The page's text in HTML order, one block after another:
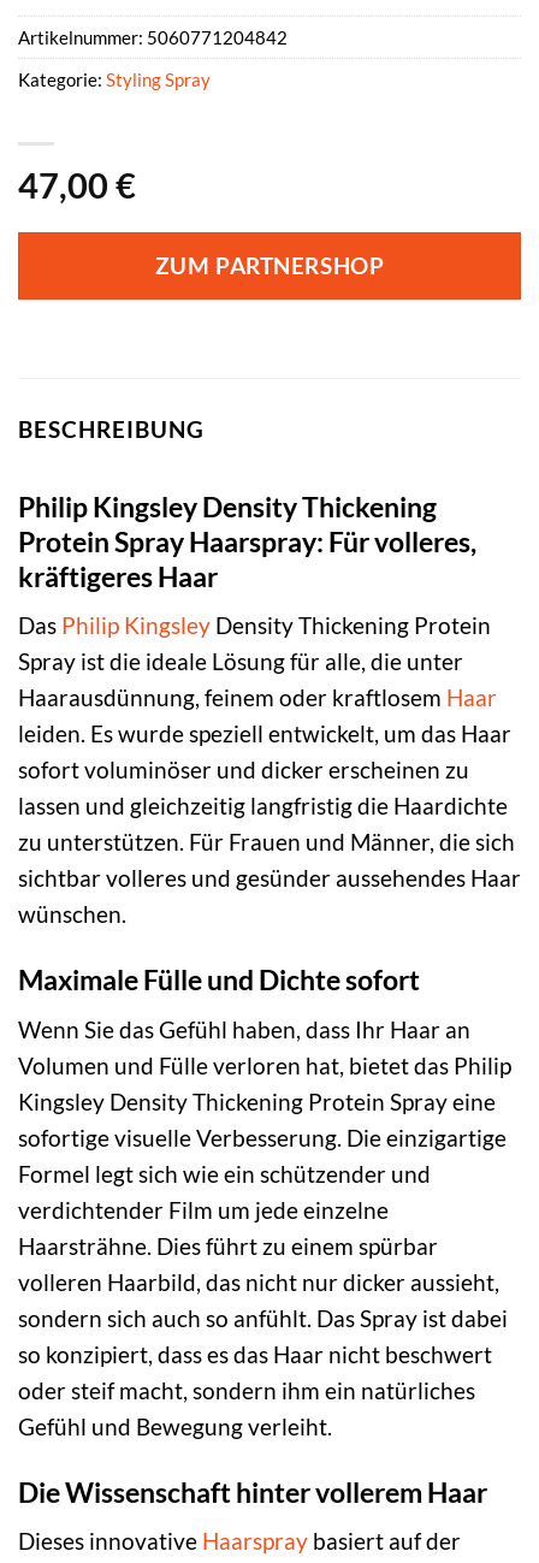
47,00 €
ZUM PARTNERSHOP
Artikelnummer: 5060771204842
Kategorie: Styling Spray
BESCHREIBUNG
Philip Kingsley Density Thickening
Protein Spray Haarspray: Für volleres,
kräftigeres Haar
Das Philip Kingsley Density Thickening Protein
Spray ist die ideale Lösung für alle, die unter
Haarausdünnung, feinem oder kraftlosem Haar
leiden. Es wurde speziell entwickelt, um das Haar
sofort voluminöser und dicker erscheinen zu
lassen und gleichzeitig langfristig die Haardichte
zu unterstützen. Für Frauen und Männer, die sich
sichtbar volleres und gesünder aussehendes Haar
wünschen.
Maximale Fülle und Dichte sofort
Wenn Sie das Gefühl haben, dass Ihr Haar an
Volumen und Fülle verloren hat, bietet das Philip
Kingsley Density Thickening Protein Spray eine
sofortige visuelle Verbesserung. Die einzigartige
Formel legt sich wie ein schützender und
verdichtender Film um jede einzelne
Haarsträhne. Dies führt zu einem spürbar
volleren Haarbild, das nicht nur dicker aussieht,
sondern sich auch so anfühlt. Das Spray ist dabei
so konzipiert, dass es das Haar nicht beschwert
oder steif macht, sondern ihm ein natürliches
Gefühl und Bewegung verleiht.
Die Wissenschaft hinter vollerem Haar
Dieses innovative Haarspray basiert auf der